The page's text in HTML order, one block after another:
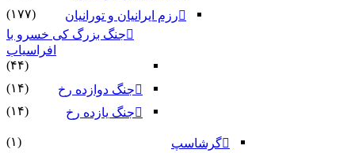
رزم ایرانیان و تورانیان
(۱۷۷)
جنگ بزرگ کی خسرو با
افراسیاب
(۴۴)
جنگ دوازده رخ
(۱۴)
جنگ یازده رخ
(۱۴)
گرشاسپ
(۱)